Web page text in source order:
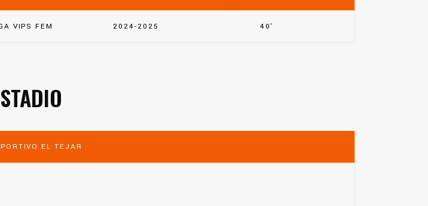
VIPS FEM 2024-2025 40'
EL TEJAR